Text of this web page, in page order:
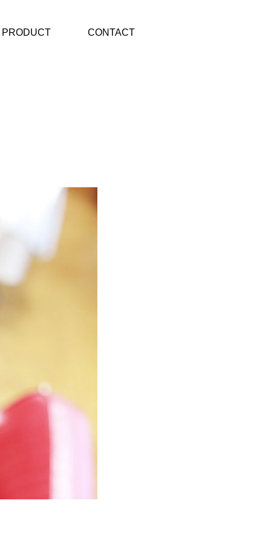
PRODUCT CONTACT